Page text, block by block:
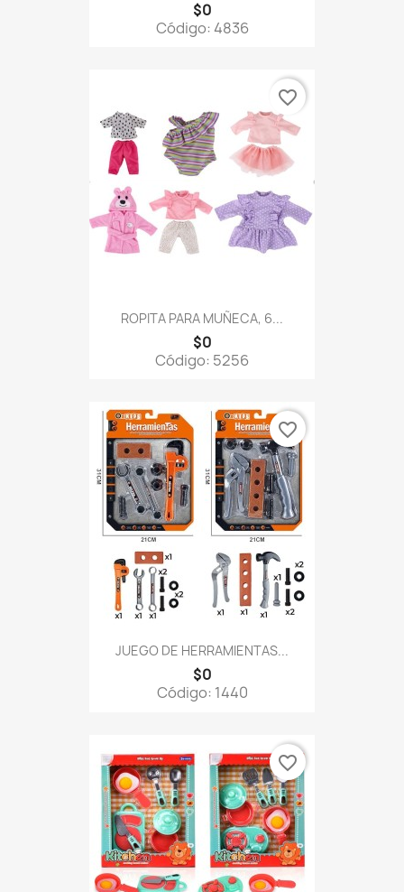
$0
Código: 4836
ROPITA PARA MUÑECA, 6...
$0
Código: 5256
favorite_border
JUEGO DE HERRAMIENTAS...
$0
Código: 1440
favorite_border
favorite_border